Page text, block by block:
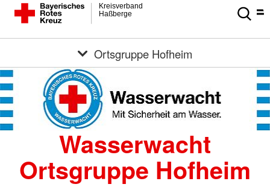
Haßberge
Kreisverband
Ortsgruppe Hofheim
Wasserwacht
Ortsgruppe Hofheim